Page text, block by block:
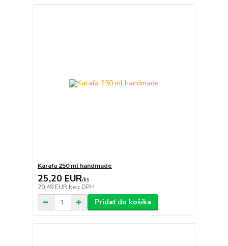
Karafa 250 ml handmade
25,20 EUR/ks
20,49 EUR bez DPH
Pridať do košíka